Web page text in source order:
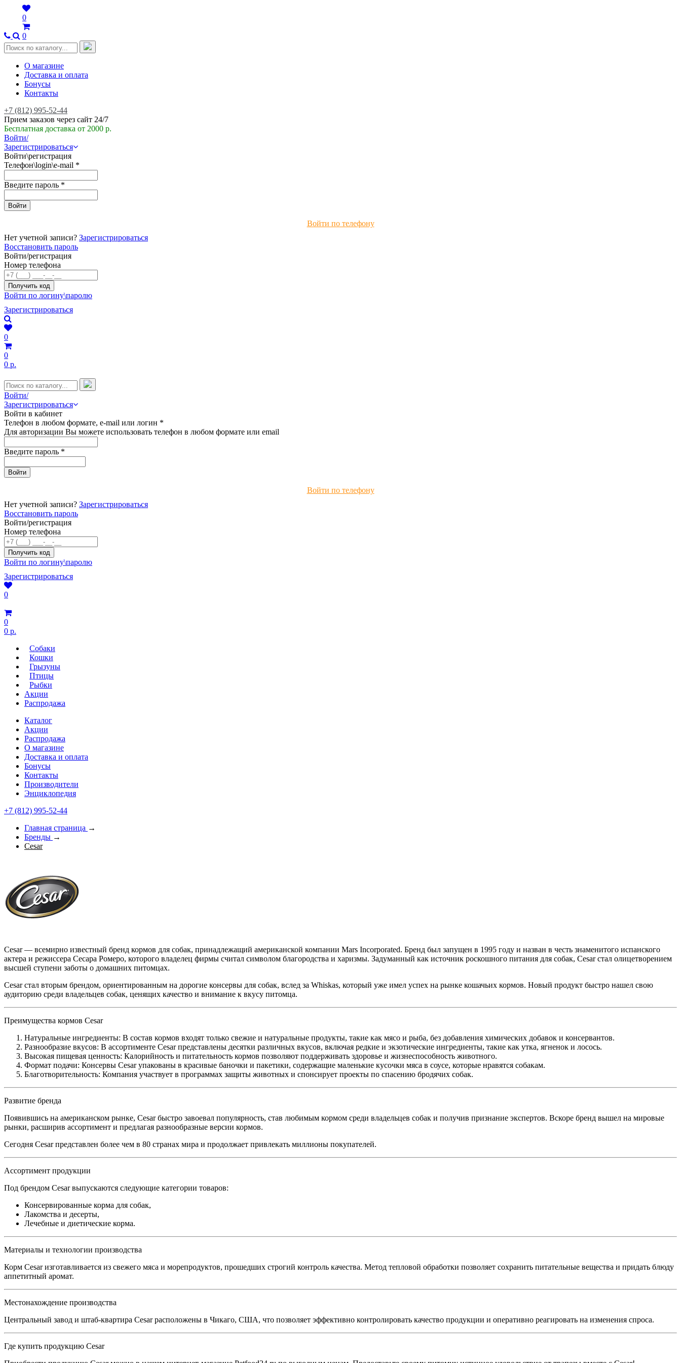
0
0
О магазине
Доставка и оплата
Бонусы
Контакты
+7 (812) 995-52-44
Прием заказов через сайт 24/7
Бесплатная доставка от 2000 р.
Войти/
Зарегистрироваться
Войти\регистрация
Телефон\login\e-mail *
Введите пароль *
Войти по телефону
Нет учетной записи? Зарегистрироваться
Восстановить пароль
Войти/регистрация
Номер телефона
Войти по логину\паролю
Зарегистрироваться
0
0
0 р.
Войти/
Зарегистрироваться
Войти в кабинет
Телефон в любом формате, e-mail или логин *
Для авторизации Вы можете использовать телефон в любом формате или email
Введите пароль *
Войти по телефону
Нет учетной записи? Зарегистрироваться
Восстановить пароль
Войти/регистрация
Номер телефона
Войти по логину\паролю
Зарегистрироваться
0
0
0 р.
Собаки
Кошки
Грызуны
Птицы
Рыбки
Акции
Распродажа
Каталог
Акции
Распродажа
О магазине
Доставка и оплата
Бонусы
Контакты
Производители
Энциклопедия
+7 (812) 995-52-44
Главная страница →
Бренды →
Cesar
Cesar — всемирно известный бренд кормов для собак, принадлежащий американской компании Mars Incorporated. Бренд был запущен в 1995 году и назван в честь знаменитого испанского
актера и режиссера Сесара Ромеро, которого владелец фирмы считал символом благородства и харизмы. Задуманный как источник роскошного питания для собак, Cesar стал олицетворением
высшей ступени заботы о домашних питомцах.
Cesar стал вторым брендом, ориентированным на дорогие консервы для собак, вслед за Whiskas, который уже имел успех на рынке кошачьих кормов. Новый продукт быстро нашел свою
аудиторию среди владельцев собак, ценящих качество и внимание к вкусу питомца.
Преимущества кормов Cesar
Натуральные ингредиенты: В состав кормов входят только свежие и натуральные продукты, такие как мясо и рыба, без добавления химических добавок и консервантов.
Разнообразие вкусов: В ассортименте Cesar представлены десятки различных вкусов, включая редкие и экзотические ингредиенты, такие как утка, ягненок и лосось.
Высокая пищевая ценность: Калорийность и питательность кормов позволяют поддерживать здоровье и жизнеспособность животного.
Формат подачи: Консервы Cesar упакованы в красивые баночки и пакетики, содержащие маленькие кусочки мяса в соусе, которые нравятся собакам.
Благотворительность: Компания участвует в программах защиты животных и спонсирует проекты по спасению бродячих собак.
Развитие бренда
Появившись на американском рынке, Cesar быстро завоевал популярность, став любимым кормом среди владельцев собак и получив признание экспертов. Вскоре бренд вышел на мировые
рынки, расширив ассортимент и предлагая разнообразные версии кормов.
Сегодня Cesar представлен более чем в 80 странах мира и продолжает привлекать миллионы покупателей.
Ассортимент продукции
Под брендом Cesar выпускаются следующие категории товаров:
Консервированные корма для собак,
Лакомства и десерты,
Лечебные и диетические корма.
Материалы и технологии производства
Корм Cesar изготавливается из свежего мяса и морепродуктов, прошедших строгий контроль качества. Метод тепловой обработки позволяет сохранить питательные вещества и придать блюду
аппетитный аромат.
Местонахождение производства
Центральный завод и штаб-квартира Cesar расположены в Чикаго, США, что позволяет эффективно контролировать качество продукции и оперативно реагировать на изменения спроса.
Где купить продукцию Cesar